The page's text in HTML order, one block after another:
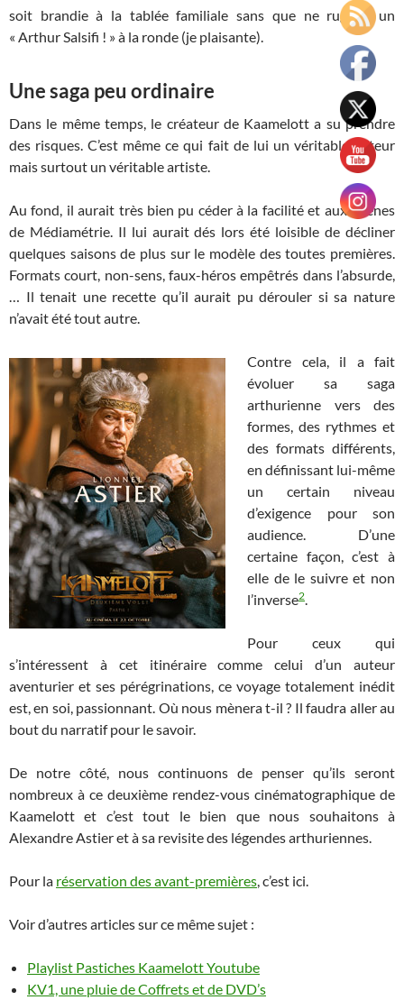
soit brandie à la tablée familiale sans que ne rugisse un
« Arthur Salsifi ! » à la ronde (je plaisante).
Une saga peu ordinaire
Dans le même temps, le créateur de Kaamelott a su prendre
des risques. C’est même ce qui fait de lui un véritable auteur
mais surtout un véritable artiste.
Au fond, il aurait très bien pu céder à la facilité et aux sirènes
de Médiamétrie. Il lui aurait dés lors été loisible de décliner
quelques saisons de plus sur le modèle des toutes premières.
Formats court, non-sens, faux-héros empêtrés dans l’absurde,
… Il tenait une recette qu’il aurait pu dérouler si sa nature
n’avait été tout autre.
Contre cela, il a fait
évoluer sa saga
arthurienne vers des
formes, des rythmes et
des formats différents,
en définissant lui-même
un certain niveau
d’exigence pour son
audience. D’une
certaine façon, c’est à
elle de le suivre et non
l’inverse2.
Pour ceux qui
s’intéressent à cet itinéraire comme celui d’un auteur
aventurier et ses pérégrinations, ce voyage totalement inédit
est, en soi, passionnant. Où nous mènera t-il ? Il faudra aller au
bout du narratif pour le savoir.
De notre côté, nous continuons de penser qu’ils seront
nombreux à ce deuxième rendez-vous cinématographique de
Kaamelott et c’est tout le bien que nous souhaitons à
Alexandre Astier et à sa revisite des légendes arthuriennes.
Pour la réservation des avant-premières, c’est ici.
Voir d’autres articles sur ce même sujet :
Playlist Pastiches Kaamelott Youtube
KV1, une pluie de Coffrets et de DVD’s